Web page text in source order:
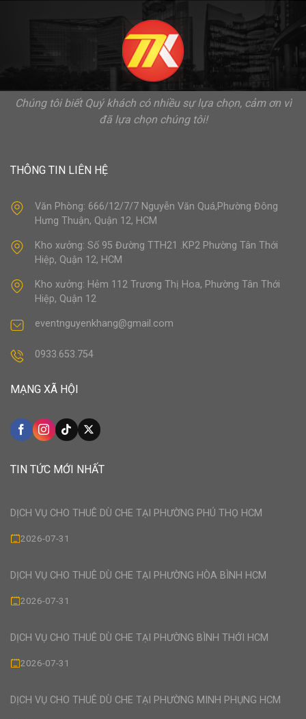
Chúng tôi biết Quý khách có nhiều sự lựa chọn, cảm ơn vì
đã lựa chọn chúng tôi!
THÔNG TIN LIÊN HỆ
Văn Phòng: 666/12/7/7 Nguyễn Văn Quá,Phường Đông
Hưng Thuận, Quận 12, HCM
Kho xưởng: Số 95 Đường TTH21 .KP2 Phường Tân Thới
Hiệp, Quận 12, HCM
Kho xưởng: Hẻm 112 Trương Thị Hoa, Phường Tân Thới
Hiệp, Quận 12
eventnguyenkhang@gmail.com
0933.653.754
MẠNG XÃ HỘI
TIN TỨC MỚI NHẤT
DỊCH VỤ CHO THUÊ DÙ CHE TẠI PHƯỜNG PHÚ THỌ HCM
2026-07-31
DỊCH VỤ CHO THUÊ DÙ CHE TẠI PHƯỜNG HÒA BÌNH HCM
2026-07-31
DỊCH VỤ CHO THUÊ DÙ CHE TẠI PHƯỜNG BÌNH THỚI HCM
2026-07-31
DỊCH VỤ CHO THUÊ DÙ CHE TẠI PHƯỜNG MINH PHỤNG HCM